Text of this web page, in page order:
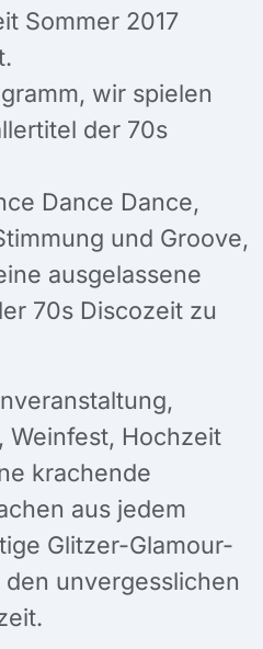
Sommer 2017
wir spielen
der 70s
Dance Dance,
und Groove,
ausgelassene
70s Discozeit zu
Weinfest, Hochzeit
krachende
aus jedem
Glitzer-Glamour-
den unvergesslichen